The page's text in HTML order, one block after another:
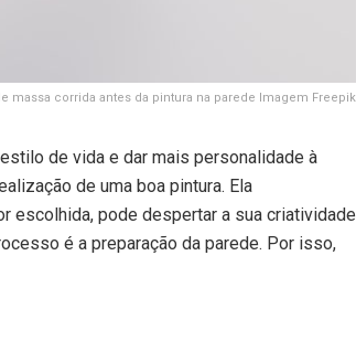
massa corrida antes da pintura na parede Imagem Freepik
de vida e dar mais personalidade à
de uma boa pintura. Ela
escolhida, pode despertar a sua criatividade
é a preparação da parede. Por isso,